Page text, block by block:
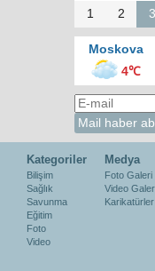
1 2 3
Moskova
4℃
Kategoriler
Bilişim
Sağlık
Savunma
Eğitim
Foto
Video
Medya
Foto Galeri
Video
Karikatürler